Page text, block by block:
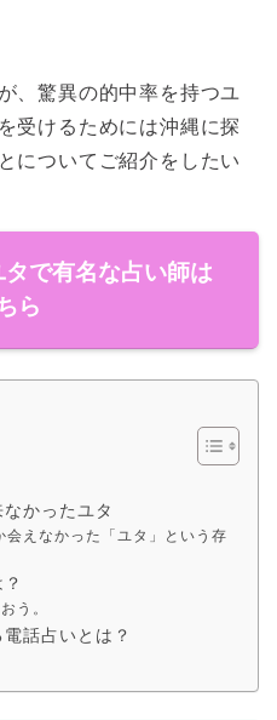
、驚異の的中率を持つユ
受けるためには沖縄に探
についてご紹介をしたい
で有名な占い師は
ら
かったユタ
会えなかった「ユタ」という存
う。
話占いとは？